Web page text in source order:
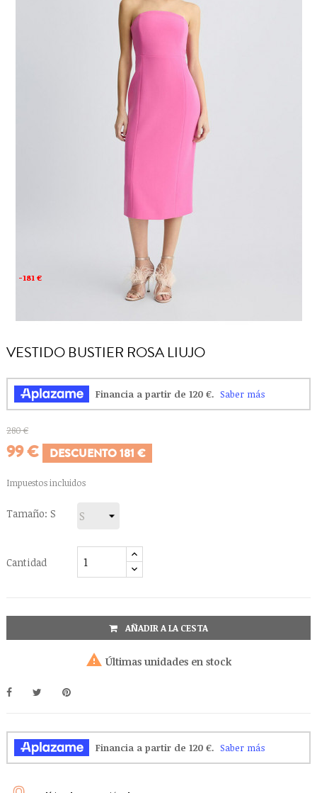
-181 €
-181 €
VESTIDO BUSTIER ROSA LIUJO
280 €
99 € DESCUENTO 181 €
Impuestos incluidos
Tamaño: S
Cantidad
AÑADIR A LA CESTA
 Últimas unidades en stock